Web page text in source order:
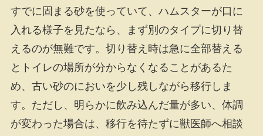
すでに固まる砂を使っていて、ハムスターが口に
入れる様子を見たなら、まず別のタイプに切り替
えるのが無難です。切り替え時は急に全部替える
とトイレの場所が分からなくなることがあるた
め、古い砂のにおいを少し残しながら移行しま
す。ただし、明らかに飲み込んだ量が多い、体調
が変わった場合は、移行を待たずに獣医師へ相談